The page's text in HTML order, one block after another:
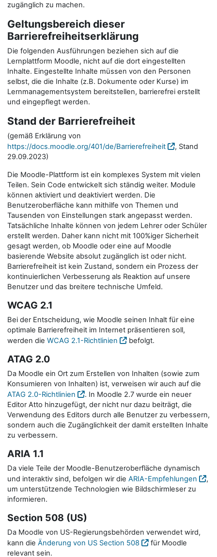
zugänglich zu machen.
Geltungsbereich dieser
Barrierefreiheitserklärung
Die folgenden Ausführungen beziehen sich auf die
Lernplattform Moodle, nicht auf die dort eingestellten
Inhalte. Eingestellte Inhalte müssen von den Personen
selbst, die die Inhalte (z.B. Dokumente oder Kurse) im
Lernmanagementsystem bereitstellen, barrierefrei erstellt
und eingepflegt werden.
Stand der Barrierefreiheit
(gemäß Erklärung von
https://docs.moodle.org/401/de/Barrierefreiheit
, Stand
29.09.2023)
Die Moodle-Plattform ist ein komplexes System mit vielen
Teilen. Sein Code entwickelt sich ständig weiter. Module
können aktiviert und deaktiviert werden. Die
Benutzeroberfläche kann mithilfe von Themen und
Tausenden von Einstellungen stark angepasst werden.
Tatsächliche Inhalte können von jedem Lehrer oder Schüler
erstellt werden. Daher kann nicht mit 100%iger Sicherheit
gesagt werden, ob Moodle oder eine auf Moodle
basierende Website absolut zugänglich ist oder nicht.
Barrierefreiheit ist kein Zustand, sondern ein Prozess der
kontinuierlichen Verbesserung als Reaktion auf unsere
Benutzer und das breitere technische Umfeld.
WCAG 2.1
Bei der Entscheidung, wie Moodle seinen Inhalt für eine
optimale Barrierefreiheit im Internet präsentieren soll,
werden die WCAG 2.1-Richtlinien befolgt.
ATAG 2.0
Da Moodle ein Ort zum Erstellen von Inhalten (sowie zum
Konsumieren von Inhalten) ist, verweisen wir auch auf die
ATAG 2.0-Richtlinien
. In Moodle 2.7 wurde ein neuer
Editor Atto hinzugefügt, der nicht nur dazu beiträgt, die
Verwendung des Editors durch alle Benutzer zu verbessern,
sondern auch die Zugänglichkeit der damit erstellten Inhalte
zu verbessern.
ARIA 1.1
Da viele Teile der Moodle-Benutzeroberfläche dynamisch
und interaktiv sind, befolgen wir die ARIA-Empfehlungen
,
um unterstützende Technologien wie Bildschirmleser zu
informieren.
Section 508 (US)
Da Moodle von US-Regierungsbehörden verwendet wird,
kann die Änderung von US Section 508
für Moodle
relevant sein.